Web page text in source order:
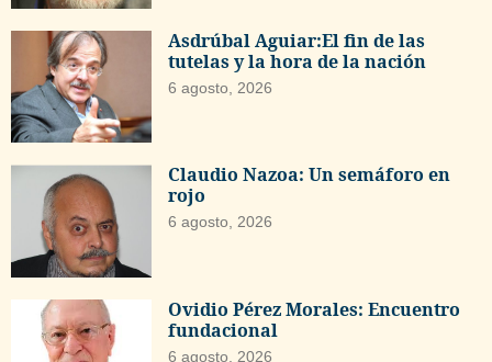
Asdrúbal Aguiar:El fin de las
tutelas y la hora de la nación
6 agosto, 2026
Claudio Nazoa: Un semáforo en
rojo
6 agosto, 2026
Ovidio Pérez Morales: Encuentro
fundacional
6 agosto, 2026